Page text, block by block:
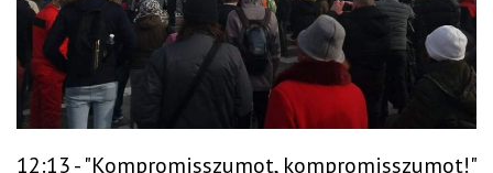
12:13 - "Kompromisszumot, kompromisszumot!"